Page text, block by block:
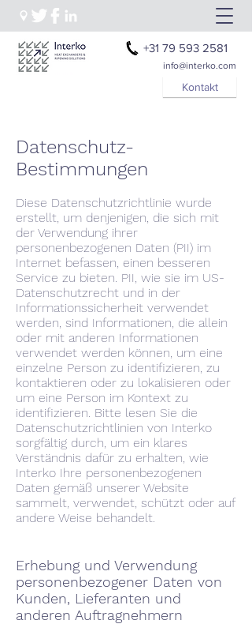
info@interko.com
+31 79 593 2581
Kontakt
Datenschutz-
Bestimmungen
Diese Datenschutzrichtlinie wurde
erstellt, um denjenigen, die sich mit
der Verwendung ihrer
personenbezogenen Daten (PII) im
Internet befassen, einen besseren
Service zu bieten. PII, wie sie im US-
Datenschutzrecht und in der
Informationssicherheit verwendet
werden, sind Informationen, die allein
oder mit anderen Informationen
verwendet werden können, um eine
einzelne Person zu identifizieren, zu
kontaktieren oder zu lokalisieren oder
um eine Person im Kontext zu
identifizieren. Bitte lesen Sie die
Datenschutzrichtlinien von Interko
sorgfältig durch, um ein klares
Verständnis dafür zu erhalten, wie
Interko Ihre personenbezogenen
Daten gemäß unserer Website
sammelt, verwendet, schützt oder auf
andere Weise behandelt.
Erhebung und Verwendung
personenbezogener Daten von
Kunden, Lieferanten und
anderen Auftragnehmern